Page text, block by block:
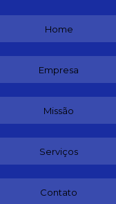
Home
Empresa
Missão
Serviços
Contato